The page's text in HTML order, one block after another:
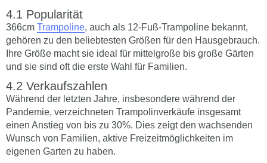
Popularität
366cm Trampoline, auch als 12-Fuß-Trampoline bekannt,
gehören zu den beliebtesten Größen für den Hausgebrauch.
Ihre Größe macht sie ideal für mittelgroße bis große Gärten
und sie sind oft die erste Wahl für Familien.
Verkaufszahlen
Während der letzten Jahre, insbesondere während der
Pandemie, verzeichneten Trampolinverkäufe insgesamt
einen Anstieg von bis zu 30%. Dies zeigt den wachsenden
Wunsch von Familien, aktive Freizeitmöglichkeiten im
eigenen Garten zu haben.